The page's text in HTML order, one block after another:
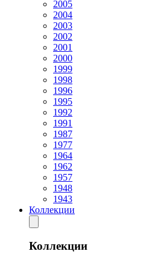
2005
2004
2003
2002
2001
2000
1999
1998
1996
1995
1992
1991
1987
1977
1964
1962
1957
1948
1943
Коллекции
Коллекции